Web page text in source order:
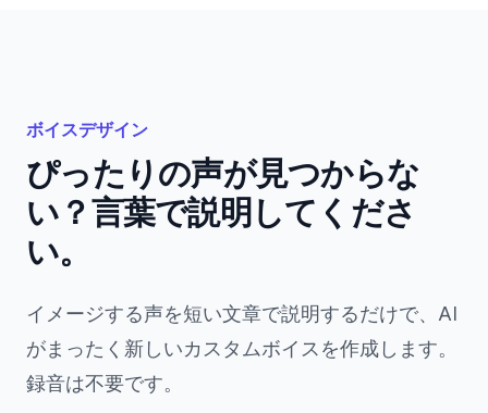
ボイスデザイン
ぴったりの声が見つからな
い？言葉で説明してくださ
い。
イメージする声を短い文章で説明するだけで、AI
がまったく新しいカスタムボイスを作成します。
録音は不要です。